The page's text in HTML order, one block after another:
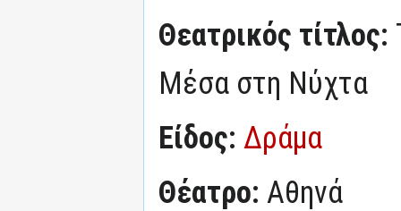
Θεατρικός τίτλος:
Μέσα στη Νύχτα
Είδος: Δράμα
Θέατρο: Αθηνά